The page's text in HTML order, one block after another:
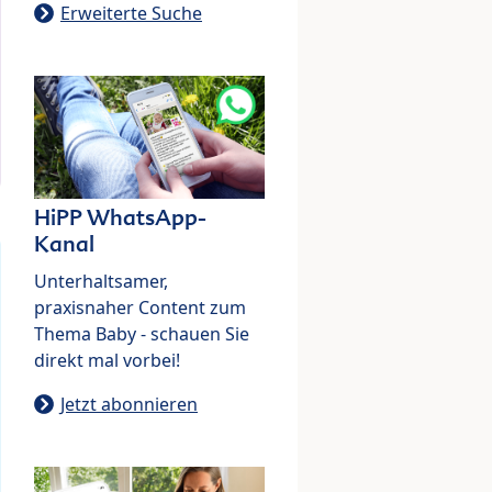
Erweiterte Suche
HiPP WhatsApp-
Kanal
Unterhaltsamer,
praxisnaher Content zum
Thema Baby - schauen Sie
direkt mal vorbei!
Jetzt abonnieren